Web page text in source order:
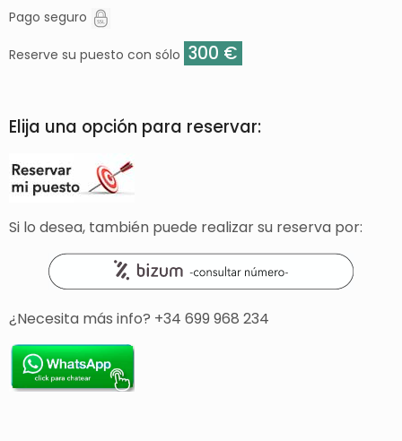
Pago seguro
Reserve su puesto con sólo 300 €
Elija una opción para reservar:
Si lo desea, también puede realizar su reserva por:
¿Necesita más info? +34 699 968 234